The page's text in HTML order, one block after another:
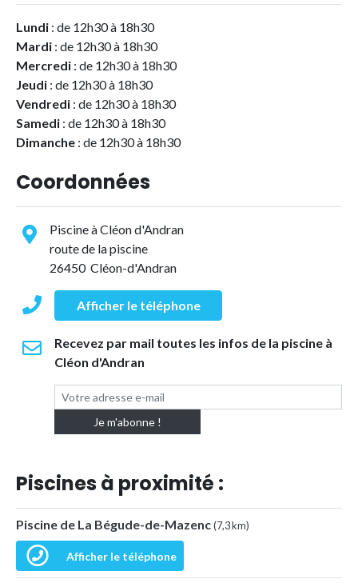
Lundi : de 12h30 à 18h30
Mardi : de 12h30 à 18h30
Mercredi : de 12h30 à 18h30
Jeudi : de 12h30 à 18h30
Vendredi : de 12h30 à 18h30
Samedi : de 12h30 à 18h30
Dimanche : de 12h30 à 18h30
Coordonnées
Piscine à Cléon d'Andran
route de la piscine
26450 Cléon-d'Andran
Afficher le téléphone
Recevez par mail toutes les infos de la piscine à
Cléon d'Andran
Piscines à proximité :
Piscine de La Bégude-de-Mazenc(7,3 km)
Afficher le téléphone